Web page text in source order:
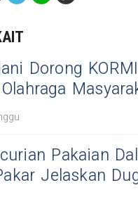
Dorong
Pakaian
Jelaskan